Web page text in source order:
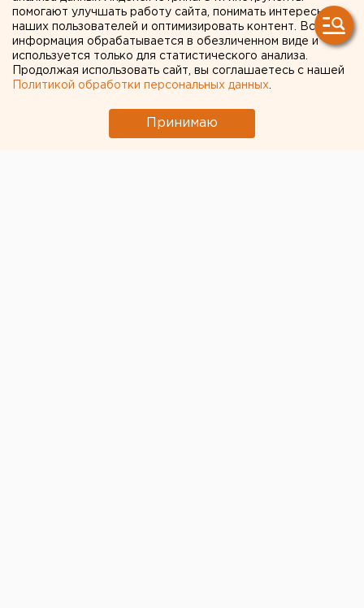
помогают улучшать работу сайта, понимать интересы
наших пользователей и оптимизировать контент. Вся
информация обрабатывается в обезличенном виде и
используется только для статистического анализа.
Продолжая использовать сайт, вы соглашаетесь с нашей
Политикой обработки персональных данных
Принимаю